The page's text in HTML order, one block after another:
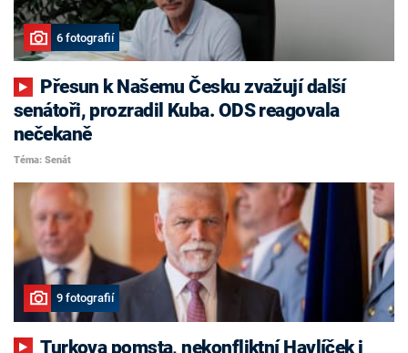
6 fotografií
senátoři, prozradil Kuba. ODS reagovala
nečekaně
Téma: Senát
9 fotografií
Turkova pomsta, nekonfliktní Havlíček i